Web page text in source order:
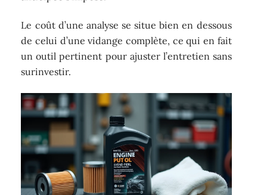
Le coût d’une analyse se situe bien en dessous
de celui d’une vidange complète, ce qui en fait
un outil pertinent pour ajuster l’entretien sans
surinvestir.